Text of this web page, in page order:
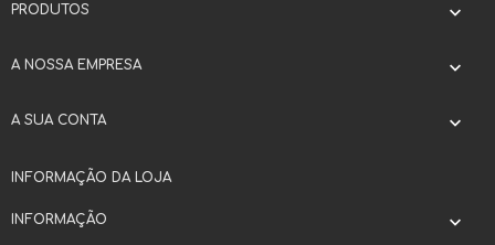
PRODUTOS 
A NOSSA EMPRESA 
A SUA CONTA 
INFORMAÇÃO DA LOJA
INFORMAÇÃO 